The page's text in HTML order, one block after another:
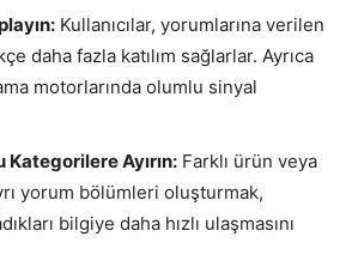
Kullanıcılar, yorumlarına verilen
daha fazla katılım sağlarlar. Ayrıca
motorlarında olumlu sinyal
Kategorilere Ayırın: Farklı ürün veya
yorum bölümleri oluşturmak,
bilgiye daha hızlı ulaşmasını